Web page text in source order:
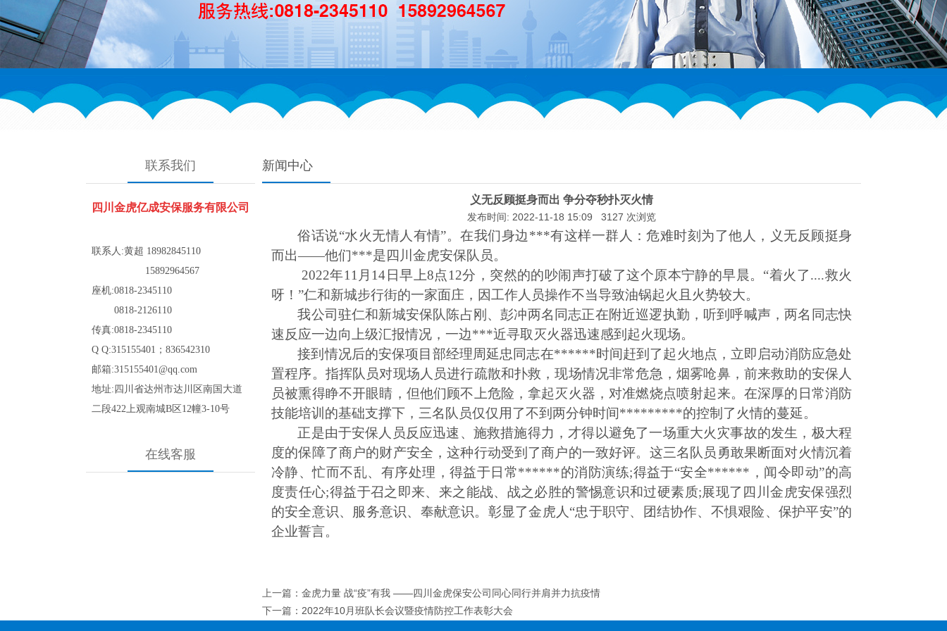
联系我们
四川金虎亿成安保服务有限公司
联系人:黄超 18982845110
15892964567
座机:0818-2345110
0818-2126110
传真:0818-2345110
Q Q:315155401；836542310
邮箱:315155401@qq.com
地址:四川省达州市达川区南国大道
二段422上观南城B区12幢3-10号
在线客服
新闻中心
义无反顾挺身而出 争分夺秒扑灭火情
发布时间: 2022-11-18 15:09 3127 次浏览
俗话说“水火无情人有情”。在我们身边***有这样一群人：危难时刻为了他人，义无反顾挺身
而出——他们***是四川金虎安保队员。
2022年11月14日早上8点12分，突然的的吵闹声打破了这个原本宁静的早晨。“着火了....救火
呀！”仁和新城步行街的一家面庄，因工作人员操作不当导致油锅起火且火势较大。
我公司驻仁和新城安保队陈占刚、彭冲两名同志正在附近巡逻执勤，听到呼喊声，两名同志快
速反应一边向上级汇报情况，一边***近寻取灭火器迅速感到起火现场。
接到情况后的安保项目部经理周延忠同志在******时间赶到了起火地点，立即启动消防应急处
置程序。指挥队员对现场人员进行疏散和扑救，现场情况非常危急，烟雾呛鼻，前来救助的安保人
员被熏得睁不开眼睛，但他们顾不上危险，拿起灭火器，对准燃烧点喷射起来。在深厚的日常消防
技能培训的基础支撑下，三名队员仅仅用了不到两分钟时间*********的控制了火情的蔓延。
正是由于安保人员反应迅速、施救措施得力，才得以避免了一场重大火灾事故的发生，极大程
度的保障了商户的财产安全，这种行动受到了商户的一致好评。这三名队员勇敢果断面对火情沉着
冷静、忙而不乱、有序处理，得益于日常******的消防演练;得益于“安全******，闻令即动”的高
度责任心;得益于召之即来、来之能战、战之必胜的警惕意识和过硬素质;展现了四川金虎安保强烈
的安全意识、服务意识、奉献意识。彰显了金虎人“忠于职守、团结协作、不惧艰险、保护平安”的
企业誓言。
上一篇 ： 金虎力量 战“疫”有我 ——四川金虎保安公司同心同行并肩并力抗疫情
下一篇 ： 2022年10月班队长会议暨疫情防控工作表彰大会